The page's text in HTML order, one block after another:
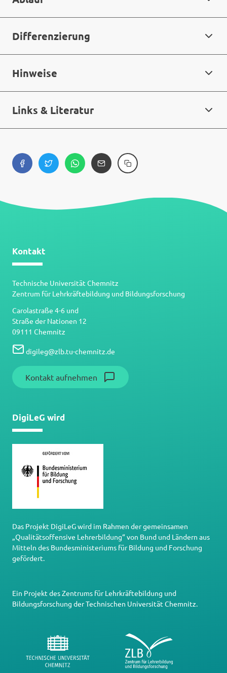
Differenzierung
Hinweise
Links & Literatur
Kontakt
Technische Universität Chemnitz
Zentrum für Lehrkräftebildung und Bildungsforschung
Carolastraße 4-6 und
Straße der Nationen 12
09111 Chemnitz
digileg@zlb.tu-chemnitz.de
Kontakt aufnehmen
DigiLeG wird
Das Projekt DigiLeG wird im Rahmen der gemeinsamen
„Qualitätsoffensive Lehrerbildung“ von Bund und Ländern aus
Mitteln des Bundesministeriums für Bildung und Forschung
gefördert.
Ein Projekt desZentrums für Lehrkräftebildung und
Bildungsforschung derTechnischen Universität Chemnitz.